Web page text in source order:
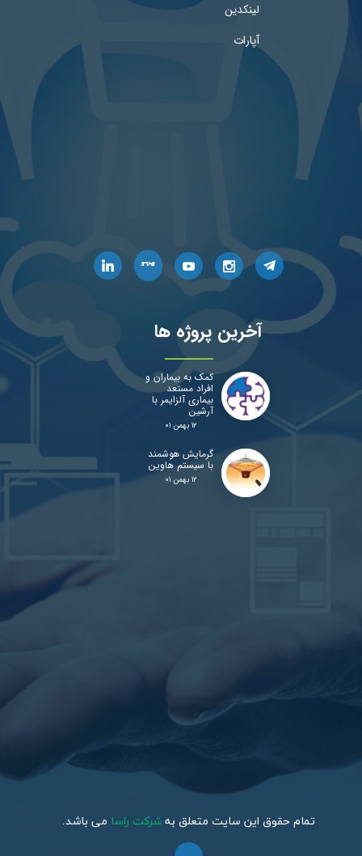
آخرین پروژه ها
لینکدین
آپارات
تمام حقوق این سایت متعلق به شرکت راسا می باشد.
کمک به بیماران و
افراد مستعد
بیماری آلزایمر با
آرشین
۱۲ بهمن ۰۱
گرمایش هوشمند
با سیستم هاوین
۱۲ بهمن ۰۱